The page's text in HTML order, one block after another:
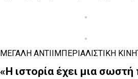
ΜΕΓΑΛΗ ΑΝΤΙΙΜΠΕΡΙΑΛΙΣΤΙΚΗ
«Η ιστορία έχει μια